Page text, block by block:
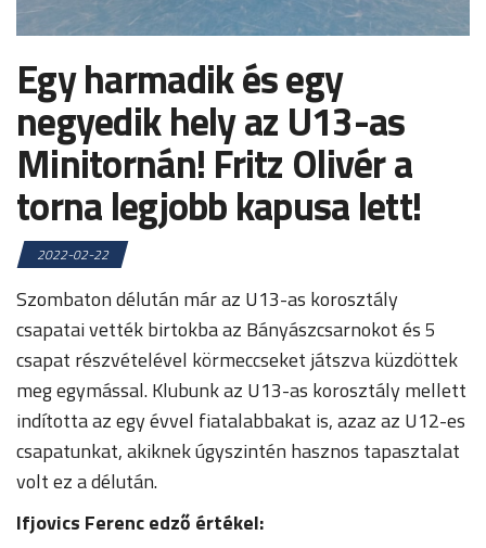
Egy harmadik és egy
negyedik hely az U13-as
Minitornán! Fritz Olivér a
torna legjobb kapusa lett!
2022-02-22
Szombaton délután már az U13-as korosztály
csapatai vették birtokba az Bányászcsarnokot és 5
csapat részvételével körmeccseket játszva küzdöttek
meg egymással. Klubunk az U13-as korosztály mellett
indította az egy évvel fiatalabbakat is, azaz az U12-es
csapatunkat, akiknek úgyszintén hasznos tapasztalat
volt ez a délután.
Ifjovics Ferenc edző értékel: